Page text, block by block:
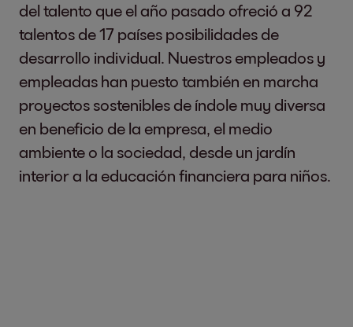
del talento que el año pasado ofreció a 92
talentos de 17 países posibilidades de
desarrollo individual. Nuestros empleados y
empleadas han puesto también en marcha
proyectos sostenibles de índole muy diversa
en beneficio de la empresa, el medio
ambiente o la sociedad, desde un jardín
interior a la educación financiera para niños.